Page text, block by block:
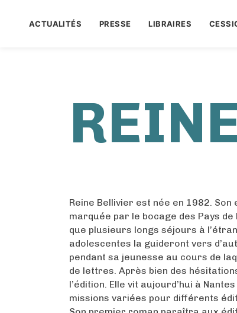
ACTUALITÉS PRESSE LIBRAIRES
Reine Bellivier est née en 1982.
marquée par le bocage des Pays
que plusieurs longs séjours à
adolescentes la guideront vers
pendant sa jeunesse au cours de
de lettres. Après bien des
l’édition. Elle vit aujourd’hui à
missions variées pour différents